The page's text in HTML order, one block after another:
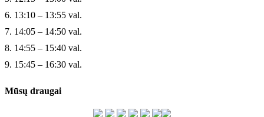
6. 13:10 – 13:55 val.
7. 14:05 – 14:50 val.
8. 14:55 – 15:40 val.
9. 15:45 – 16:30 val.
Mūsų draugai